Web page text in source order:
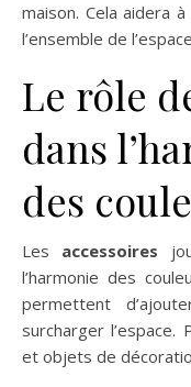
maison. Cela aidera
l’ensemble de
Le rôle
dans
des
Les accessoires
l’harmonie des
permettent
surcharger l’espace.
et objets de